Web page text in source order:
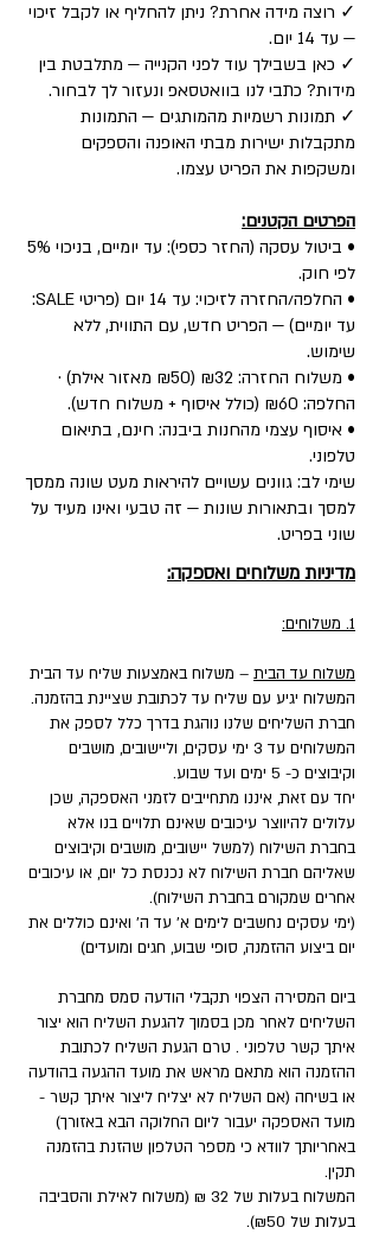
✓ רוצה מידה אחרת? ניתן להחליף או לקבל זיכוי
— עד 14 יום.
✓ כאן בשבילך עוד לפני הקנייה — מתלבטת בין
מידות? כתבי לנו בוואטסאפ ונעזור לך לבחור.
✓ תמונות רשמיות מהמותגים — התמונות
מתקבלות ישירות מבתי האופנה והספקים
ומשקפות את הפריט עצמו.
הפרטים הקטנים:
• ביטול עסקה (החזר כספי): עד יומיים, בניכוי 5%
לפי חוק.
• החלפה/החזרה לזיכוי: עד 14 יום (פריטי SALE:
עד יומיים) — הפריט חדש, עם התווית, ללא
שימוש.
• משלוח החזרה: ₪32 (₪50 מאזור אילת) ·
החלפה: ₪60 (כולל איסוף + משלוח חדש).
• איסוף עצמי מהחנות ביבנה: חינם, בתיאום
טלפוני.
שימי לב: גוונים עשויים להיראות מעט שונה ממסך
למסך ובתאורות שונות — זה טבעי ואינו מעיד על
שוני בפריט.
מדיניות משלוחים ואספקה:
1. משלוחים:
משלוח עד הבית – משלוח באמצעות שליח עד הבית
המשלוח יגיע עם שליח עד לכתובת שציינת בהזמנה.
חברת השליחים שלנו נוהגת בדרך כלל לספק את
המשלוחים עד 3 ימי עסקים, וליישובים, מושבים
וקיבוצים כ- 5 ימים ועד שבוע.
יחד עם זאת, איננו מתחייבים לזמני האספקה, שכן
עלולים להיווצר עיכובים שאינם תלויים בנו אלא
בחברת השילוח (למשל יישובים, מושבים וקיבוצים
שאליהם חברת השילוח לא נכנסת כל יום, או עיכובים
אחרים שמקורם בחברת השילוח).
(ימי עסקים נחשבים לימים א' עד ה' ואינם כוללים את
יום ביצוע ההזמנה, סופי שבוע, חגים ומועדים)
ביום המסירה הצפוי תקבלי הודעה סמס מחברת
השליחים לאחר מכן בסמוך להגעת השליח הוא יצור
איתך קשר טלפוני . טרם הגעת השליח לכתובת
ההזמנה הוא מתאם מראש את מועד ההגעה בהודעה
או בשיחה (אם השליח לא יצליח ליצור איתך קשר -
מועד האספקה יעבור ליום החלוקה הבא באזורך)
באחריותך לוודא כי מספר הטלפון שהזנת בהזמנה
תקין.
המשלוח בעלות של 32 ₪ (משלוח לאילת והסביבה
בעלות של ₪50).